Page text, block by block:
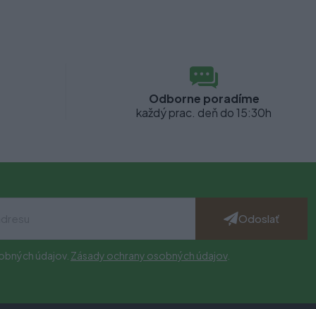
Odborne poradíme
každý prac. deň do 15:30h
Odoslať
údajov. Zásady ochrany osobných údajov.